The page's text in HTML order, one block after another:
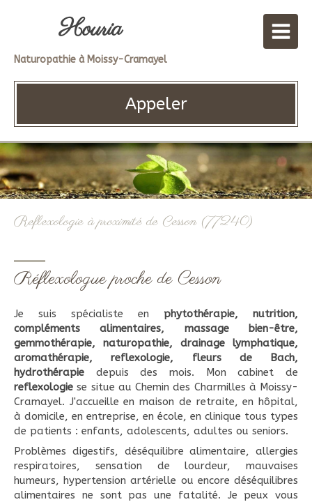
Houria
Naturopathie à Moissy-Cramayel
Appeler
Reflexologie à proximité de Cesson (77240)
Réflexologue proche de Cesson
Je suis spécialiste en phytothérapie, nutrition,
compléments alimentaires, massage bien-être,
gemmothérapie, naturopathie, drainage lymphatique,
aromathérapie, reflexologie, fleurs de Bach,
hydrothérapie depuis des mois. Mon cabinet de
reflexologie se situe au Chemin des Charmilles à Moissy-
Cramayel. J'accueille en maison de retraite, en hôpital,
à domicile, en entreprise, en école, en clinique tous types
de patients : enfants, adolescents, adultes ou seniors.
Problèmes digestifs, déséquilibre alimentaire, allergies
respiratoires, sensation de lourdeur, mauvaises
humeurs, hypertension artérielle ou encore déséquilibres
alimentaires ne sont pas une fatalité. Je peux vous